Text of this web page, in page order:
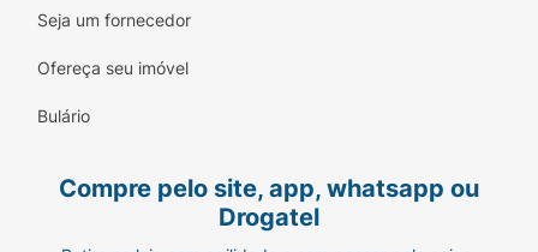
Dor de cabeça;
Mialgia;
Mal-estar;
anormal, vômito e sonolência (em crianças
de 6 a 35 meses).
Seja um fornecedor
Ofereça seu imóvel
Bulário
Compre pelo site, app, whatsapp ou
Drogatel